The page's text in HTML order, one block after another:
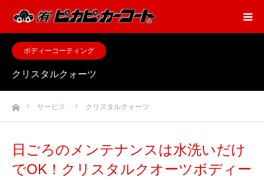
ボディーコーティング
クリスタルクォーツ
ホームサービス クリスタルクォーツ
日ごろのメンテナンスは水洗いだけ
でOK！クリスタルクオーツボディー